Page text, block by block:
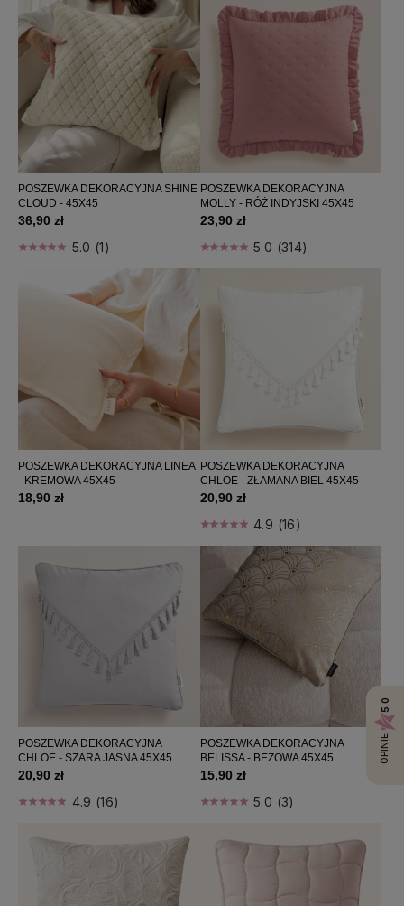
POSZEWKA DEKORACYJNA SHINE
CLOUD - 45X45
36,90 zł
5.0 (1)
POSZEWKA DEKORACYJNA
MOLLY - RÓŻ INDYJSKI 45X45
23,90 zł
5.0 (314)
POSZEWKA DEKORACYJNA LINEA
- KREMOWA 45X45
18,90 zł
POSZEWKA DEKORACYJNA
CHLOE - ZŁAMANA BIEL 45X45
20,90 zł
4.9 (16)
POSZEWKA DEKORACYJNA
CHLOE - SZARA JASNA 45X45
20,90 zł
4.9 (16)
POSZEWKA DEKORACYJNA
BELISSA - BEŻOWA 45X45
15,90 zł
5.0 (3)
OPINIE
5.0